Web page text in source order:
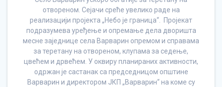
отвореном. Сејачи среће увелико раде на
реализацији пројекта „Небо је граница“. Пројекат
подразумева уређење и опремање дела дворишта
месне заједнице села Варварин опремом и справама
за теретану на отвореном, клупама за седење,
цвећем и дрвећем. У оквиру планираних активности,
одржан је састанак са председницом општине
Варварин и директором ЈКП „Варварин“ на коме су